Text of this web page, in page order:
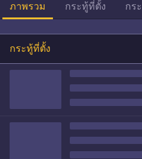
ภาพรวม กระทู้ที่ตั้ง กร
กระทู้ที่ตั้ง